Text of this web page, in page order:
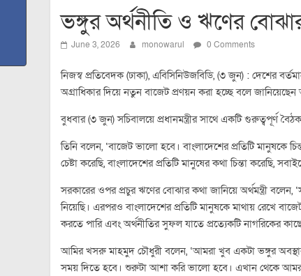
ভঙ্গুর অর্থনীতি ও ঋণের
June 3, 2026 monowarul 0 Comments
নিজস্ব প্রতিবেদক (ঢাকা), এবিসিনিউজবিডি, (৩ জুন) : দেশের
অগ্রাধিকার দিয়ে নতুন বাজেট প্রণয়ন করা হচ্ছে বলে
বুধবার (৩ জুন) সচিবালয়ে প্রধানমন্ত্রীর সাথে একটি গুরুত্বপূর্ণ
তিনি বলেন, ‘বাজেট ভালো হবে। বাংলাদেশের প্রতিটি মানুষকে
চেষ্টা করেছি, বাংলাদেশের প্রতিটি মানুষের কথা চিন্তা করেছি,
সরকারের ওপর প্রচুর ঋণের বোঝার কথা জানিয়ে অর্থমন্ত্রী
নিয়েছি। এরপরও বাংলাদেশের প্রতিটি মানুষকে মাথায় রেখে
করতে পারি এবং অর্থনীতির সুফল যাতে প্রত্যেকটি নাগরিকের
আমির খসরু মাহমুদ চৌধুরী বলেন, ‘আমরা খুব একটা ভঙ্গুর
সময় দিতে হবে। শুরুটা আশা করি ভালো হবে। এখান থেকে